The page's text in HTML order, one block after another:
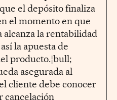
el depósito finaliza
el momento en que
la rentabilidad
la apuesta de
producto.¦bull;
asegurada al
cliente debe conocer
cancelación